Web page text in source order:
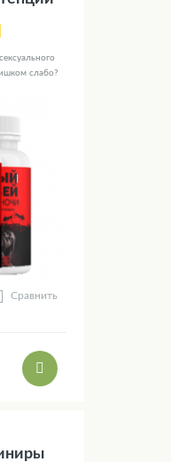
слабо?
Сравнить